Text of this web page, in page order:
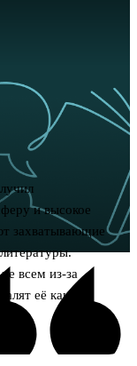
и высокое
захватывающие
всем из-за
её как